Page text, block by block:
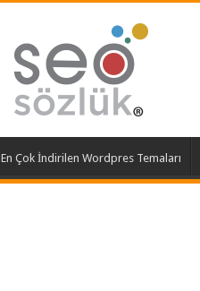
En Çok İndirilen Wordpres Temaları